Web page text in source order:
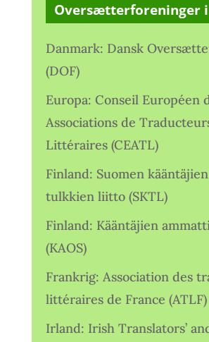
Oversætterforeninger
Danmark: Dansk
(DOF)
Europa: Conseil Européen
Associations de
Littéraires (CEATL)
Finland: Suomen
tulkkien liitto (SKTL)
Finland: Kääntäjien
(KAOS)
Frankrig: Association des
littéraires de France (ATLF)
Irland: Irish Translators’